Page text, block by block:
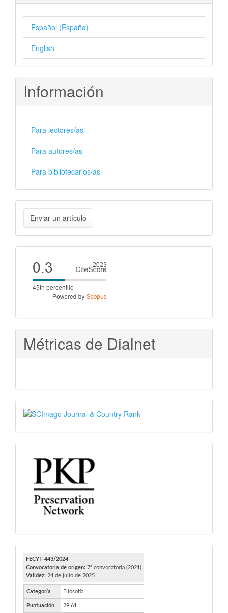
Español (España)
English
Información
Para lectores/as
Para autores/as
Para bibliotecarios/as
Enviar
un
artículo
Enviar un artículo
Cite
score
Métricas de Dialnet
SJR
PKP
FECYT